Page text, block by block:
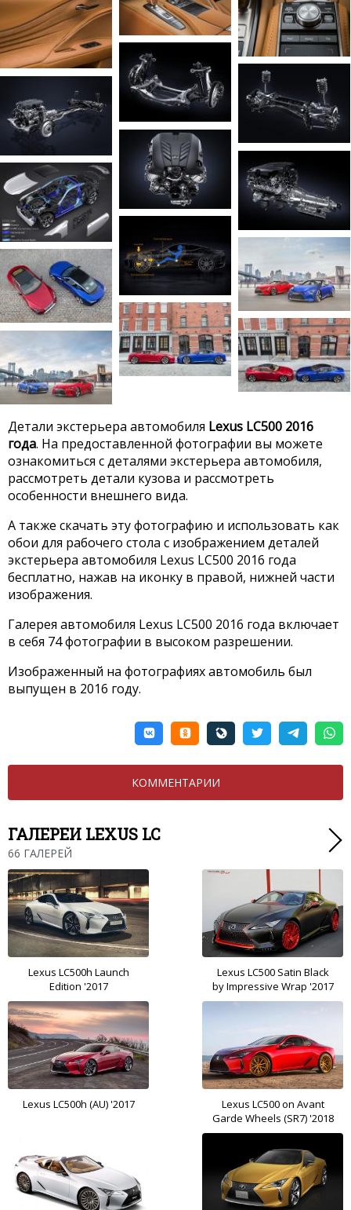
Детали экстерьера автомобиля Lexus LC500 2016
года. На предоставленной фотографии вы можете
ознакомиться с деталями экстерьера автомобиля,
рассмотреть детали кузова и рассмотреть
особенности внешнего вида.
А также скачать эту фотографию и использовать как
обои для рабочего стола с изображением деталей
экстерьера автомобиля Lexus LC500 2016 года
бесплатно, нажав на иконку в правой, нижней части
изображения.
Галерея автомобиля Lexus LC500 2016 года включает
в себя 74 фотографии в высоком разрешении.
Изображенный на фотографиях автомобиль был
выпущен в 2016 году.
КОММЕНТАРИИ
ГАЛЕРЕИ LEXUS LC
66 ГАЛЕРЕЙ
Lexus LC500h Launch
Edition '2017
Lexus LC500 Satin Black
by Impressive Wrap '2017
Lexus LC500h (AU) '2017
Lexus LC500 on Avant
Garde Wheels (SR7) '2018